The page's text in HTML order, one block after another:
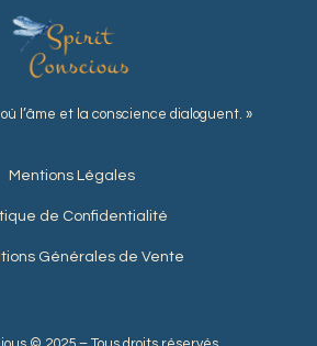
Mentions Légales
de Confidentialité
Générales de Vente
l’âme et la conscience dialoguent. »